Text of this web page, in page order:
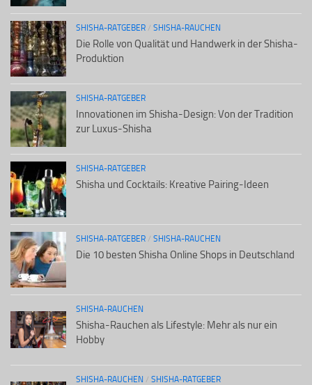
SHISHA-RATGEBER / SHISHA-RAUCHEN
Die Rolle von Qualität und Handwerk in der Shisha-
Produktion
SHISHA-RATGEBER
Innovationen im Shisha-Design: Von der Tradition
zur Luxus-Shisha
SHISHA-RATGEBER
Shisha und Cocktails: Kreative Pairing-Ideen
SHISHA-RATGEBER / SHISHA-RAUCHEN
Die 10 besten Shisha Online Shops in Deutschland
SHISHA-RAUCHEN
Shisha-Rauchen als Lifestyle: Mehr als nur ein
Hobby
SHISHA-RAUCHEN / SHISHA-RATGEBER